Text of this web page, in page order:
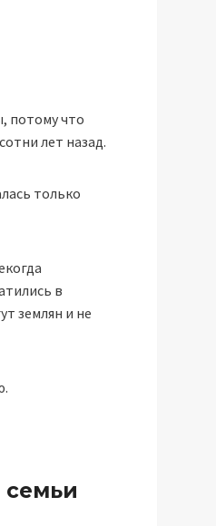
потому что
лет назад.
только
в
землян и не
семьи